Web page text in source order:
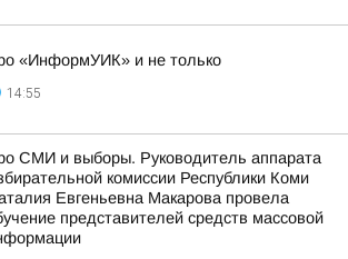
«ИнформУИК» и не только
14:55
СМИ и выборы. Руководитель аппарата
комиссии Республики Коми
Евгеньевна Макарова провела
представителей средств массовой